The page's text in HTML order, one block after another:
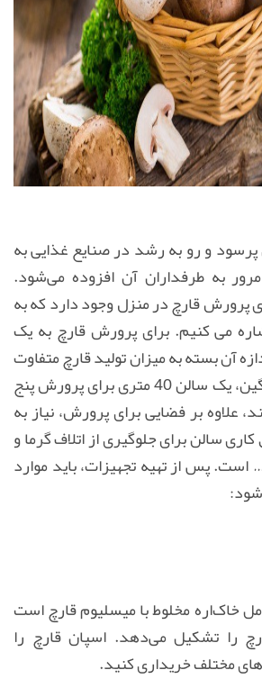
و رو به رشد در صنایع غذایی به
به طرفداران آن افزوده می‌شود.
پرورش قارچ در منزل وجود دارد که به
می کنیم. برای پرورش قارچ به یک
آن بسته به میزان تولید قارچ متفاوت
است. اما به طور میانگین، یک سالن 40 متری برای پرورش پنج
علاوه بر فضایی برای پرورش، نیاز به
کاری سالن برای جلوگیری از اتلاف گرما و
است.پس از تهیه تجهیزات، باید موارد
:
خاک‌اره مخلوط با میسلیوم قارچ است
را تشکیل می‌دهد. اسپان قارچ را
مختلف خریداری کنید.